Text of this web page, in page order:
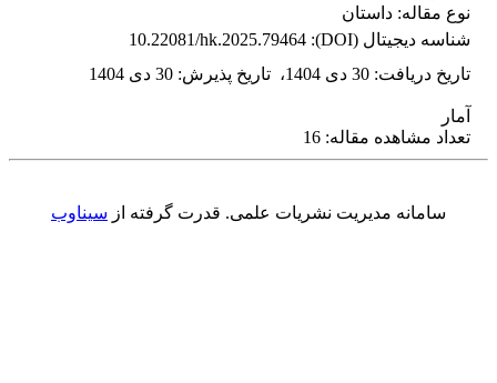
نوع مقاله: داستان
شناسه دیجیتال (DOI):
10.22081/hk.2025.79464
تاریخ دریافت: 30 دی 1404 ، تاریخ پذیرش: 30 دی 1404
آمار
تعداد مشاهده مقاله: 16
سامانه مدیریت نشریات علمی. قدرت گرفته از سیناوب